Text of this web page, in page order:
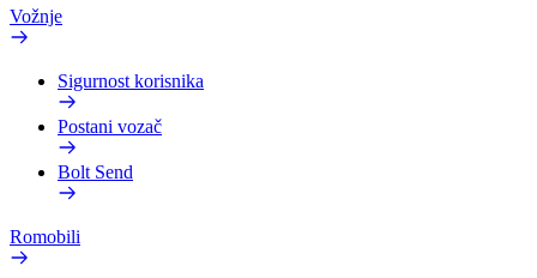
Vožnje
Sigurnost korisnika
Postani vozač
Bolt Send
Romobili